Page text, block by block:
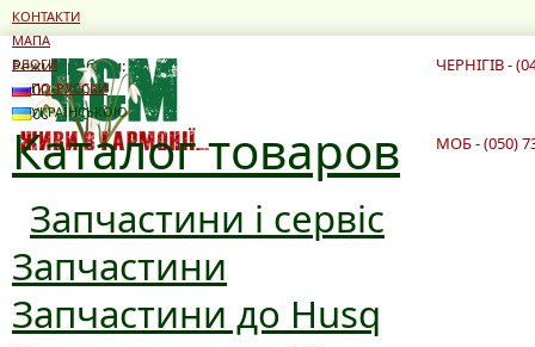
Режим роботи:
10:00 - 19:00
10:00 - 16:00
ЧЕРНІГІВ -
Каталог товаров
Запчастини і сервіс
Запчастини
Запчастини до Husq
МОБ - (050)
КОНТАКТИ
МАПА
БЛОГИ
ПО-РУССКИ
УКРАЇНСЬКОЮ